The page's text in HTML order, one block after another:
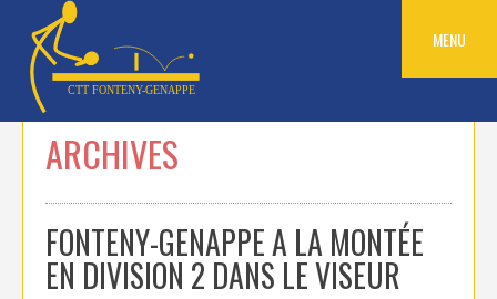
content
MENU
ARCHIVES
FONTENY-GENAPPE A LA MONTÉE
EN DIVISION 2 DANS LE VISEUR